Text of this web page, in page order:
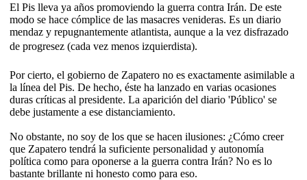
El Pis lleva ya años promoviendo la guerra contra Irán. De este
modo se hace cómplice de las masacres venideras. Es un diario
mendaz y repugnantemente atlantista, aunque a la vez disfrazado
de progresez (cada vez menos izquierdista).
Por cierto, el gobierno de Zapatero no es exactamente asimilable a
la línea del Pis. De hecho, éste ha lanzado en varias ocasiones
duras críticas al presidente. La aparición del diario 'Público' se
debe justamente a ese distanciamiento.
No obstante, no soy de los que se hacen ilusiones: ¿Cómo creer
que Zapatero tendrá la suficiente personalidad y autonomía
política como para oponerse a la guerra contra Irán? No es lo
bastante brillante ni honesto como para eso.